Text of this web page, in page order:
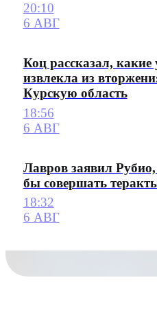
20:10
6 АВГ
Коц рассказал,
извлекла из
Курскую область
18:56
6 АВГ
Лавров заявил
бы совершать
18:32
6 АВГ